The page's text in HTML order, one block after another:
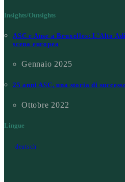
Insights/Outsights
ASC e Anse a Bruxelles: L’Alto
scena europea
Gennaio 2025
25 anni ASC, una storia di
Ottobre 2022
Lingue
deutsch